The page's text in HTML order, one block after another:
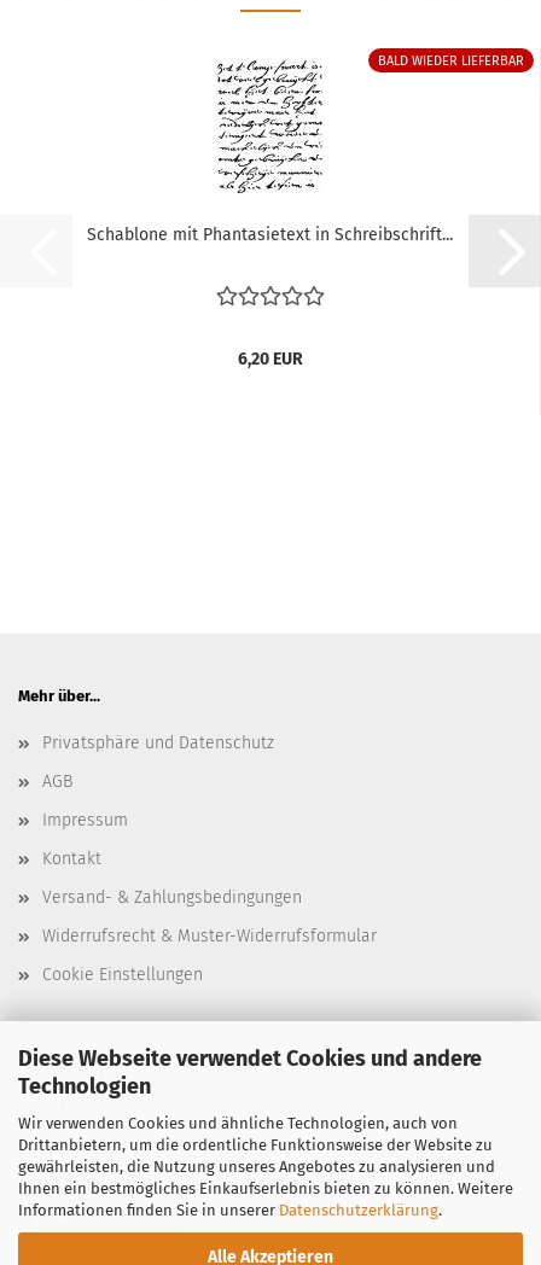
Diese Webseite verwendet Cookies und andere
Technologien
Wir verwenden Cookies und ähnliche Technologien, auch von
Drittanbietern, um die ordentliche Funktionsweise der Website zu
gewährleisten, die Nutzung unseres Angebotes zu analysieren und
Ihnen ein bestmögliches Einkaufserlebnis bieten zu können. Weitere
Informationen finden Sie in unserer Datenschutzerklärung.
Alle Akzeptieren
BALD WIEDER LIEFERBAR
Schablone mit Phantasietext in Schreibschrift...
6,20 EUR
Mehr über...
Privatsphäre und Datenschutz
AGB
Impressum
Kontakt
Versand- & Zahlungsbedingungen
Widerrufsrecht & Muster-Widerrufsformular
Cookie Einstellungen
Stencil-Depot
Bergstraße 39
97299 Zell am Main